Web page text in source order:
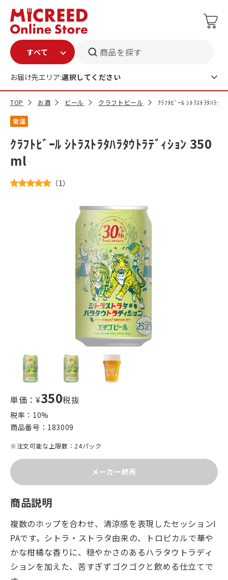
商品を探す
お届け先エリア:選択してください
TOP お酒 ビール クラフトビール ｸﾗﾌﾄﾋﾞｰﾙ ｼﾄﾗｽﾄﾗﾀﾊﾗﾀ
常温
ｸﾗﾌﾄﾋﾞｰﾙ ｼﾄﾗｽﾄﾗﾀﾊﾗﾀｳﾄﾗﾃﾞｨｼｮﾝ 350
ml
（1）
単価：¥350税抜
税率： 10%
商品番号： 183009
※注文可能な上限数：24パック
メーカー終売
商品説明
複数のホップを合わせ、清涼感を表現したセッションI
PAです。シトラ・ストラタ由来の、トロピカルで華や
かな柑橘な香りに、穏やかさのあるハラタウトラディ
ションを加えた、苦すぎずゴクゴクと飲める仕立てで